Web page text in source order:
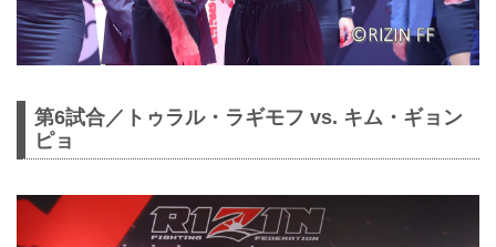
第6試合／トゥラル・ラギモフ vs. キム・ギョン
ピョ